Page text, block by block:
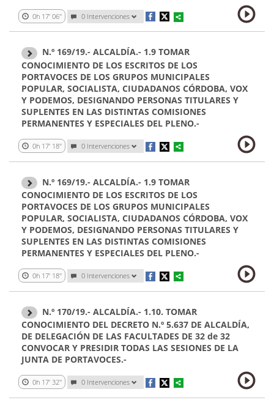
0h 17' 06'' 0 Intervenciones
N.º 169/19.- ALCALDÍA.- 1.9 TOMAR
CONOCIMIENTO DE LOS ESCRITOS DE LOS
PORTAVOCES DE LOS GRUPOS MUNICIPALES
POPULAR, SOCIALISTA, CIUDADANOS CÓRDOBA, VOX
Y PODEMOS, DESIGNANDO PERSONAS TITULARES Y
SUPLENTES EN LAS DISTINTAS COMISIONES
PERMANENTES Y ESPECIALES DEL PLENO.-
0h 17' 18'' 0 Intervenciones
N.º 169/19.- ALCALDÍA.- 1.9 TOMAR
CONOCIMIENTO DE LOS ESCRITOS DE LOS
PORTAVOCES DE LOS GRUPOS MUNICIPALES
POPULAR, SOCIALISTA, CIUDADANOS CÓRDOBA, VOX
Y PODEMOS, DESIGNANDO PERSONAS TITULARES Y
SUPLENTES EN LAS DISTINTAS COMISIONES
PERMANENTES Y ESPECIALES DEL PLENO.-
0h 17' 18'' 0 Intervenciones
N.º 170/19.- ALCALDÍA.- 1.10. TOMAR
CONOCIMIENTO DEL DECRETO N.º 5.637 DE ALCALDÍA,
DE DELEGACIÓN DE LAS FACULTADES DE 32 de 32
CONVOCAR Y PRESIDIR TODAS LAS SESIONES DE LA
JUNTA DE PORTAVOCES.-
0h 17' 32'' 0 Intervenciones